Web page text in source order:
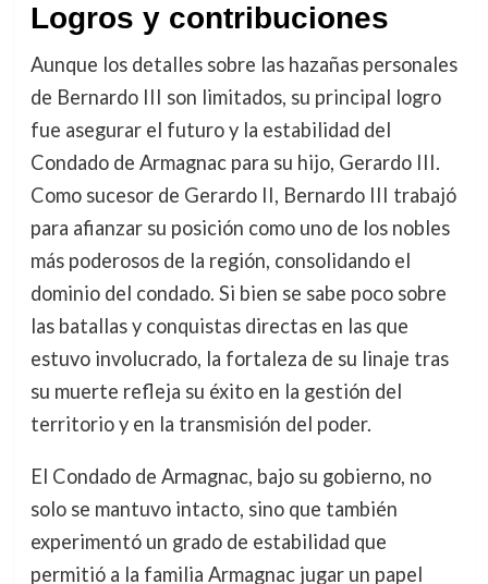
Logros y contribuciones
Aunque los detalles sobre las hazañas personales
de Bernardo III son limitados, su principal logro
fue asegurar el futuro y la estabilidad del
Condado de Armagnac para su hijo, Gerardo III.
Como sucesor de Gerardo II, Bernardo III trabajó
para afianzar su posición como uno de los nobles
más poderosos de la región, consolidando el
dominio del condado. Si bien se sabe poco sobre
las batallas y conquistas directas en las que
estuvo involucrado, la fortaleza de su linaje tras
su muerte refleja su éxito en la gestión del
territorio y en la transmisión del poder.
El Condado de Armagnac, bajo su gobierno, no
solo se mantuvo intacto, sino que también
experimentó un grado de estabilidad que
permitió a la familia Armagnac jugar un papel